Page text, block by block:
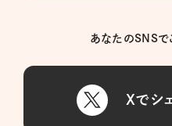
あなたのSNSで
Xでシ